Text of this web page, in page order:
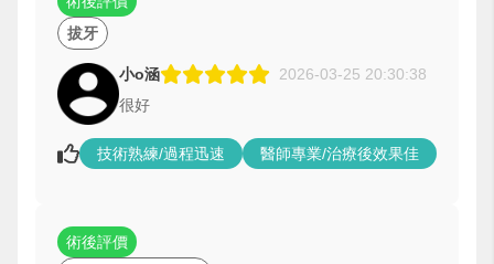
拔牙
小o涵
2026-03-25 20:30:38
很好
技術熟練/過程迅速 醫師專業/治療後效果佳
術後評價